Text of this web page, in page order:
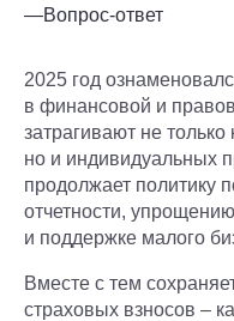
—Вопрос-ответ
2025 год
в финансовой и
затрагивают не
но и индивидуальных
продолжает политику
отчетности,
и поддержке малого
Вместе с тем
страховых взносов –